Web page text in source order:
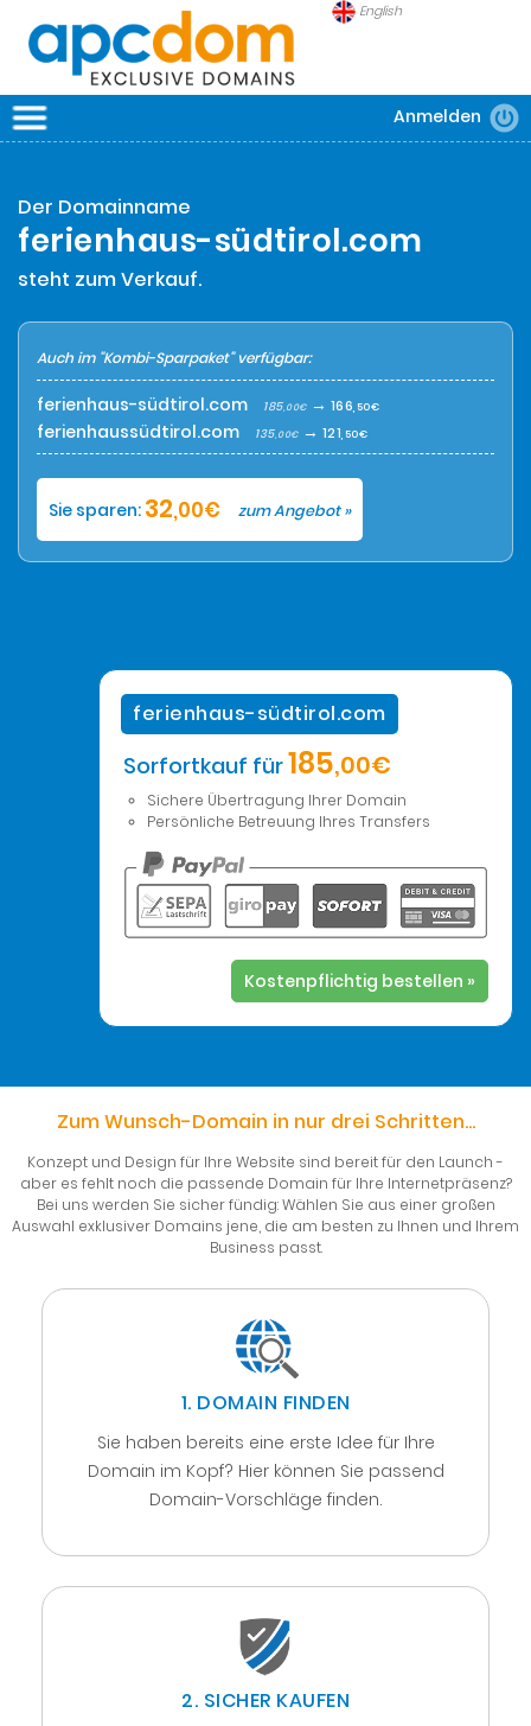
English
SICHERHEIT
Anmelden
Der Domainname
ferienhaus-südtirol.com
steht zum Verkauf.
Auch im "Kombi-Sparpaket" verfügbar:
ferienhaus-südtirol.com 185,00€→ 166 ,50€
ferienhaussüdtirol.com 135,00€→ 121 ,50€
Sie sparen: 32,00€ zum Angebot »
ferienhaus-südtirol.com
Sorfortkauf für185,00€
Sichere Übertragung Ihrer Domain
Persönliche Betreuung Ihres Transfers
Kostenpflichtig bestellen »
Zum Wunsch-Domain in nur drei Schritten...
Konzept und Design für Ihre Website sind bereit für den Launch -
aber es fehlt noch die passende Domain für Ihre Internetpräsenz?
Bei uns werden Sie sicher fündig: Wählen Sie aus einer großen
Auswahl exklusiver Domains jene, die am besten zu Ihnen und Ihrem
Business passt.
1. DOMAIN FINDEN
Sie haben bereits eine erste Idee für Ihre
Domain im Kopf? Hier können Sie passend
Domain-Vorschläge finden.
2. SICHER KAUFEN